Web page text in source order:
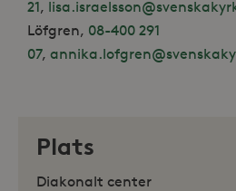
21,
Löfgren, 08-400 291
07,
Plats
Diakonalt center